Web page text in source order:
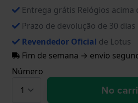
Entrega grátis Relógios acima
Prazo de devolução de 30 dias
Revendedor Oficial de Lotus
Fim de semana → envio
Número
No